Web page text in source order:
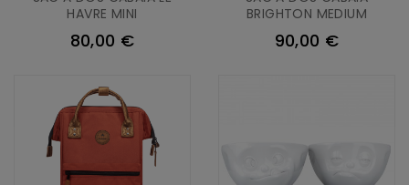
HAVRE MINI
80,00 €
BRIGHTON MEDIUM
90,00 €